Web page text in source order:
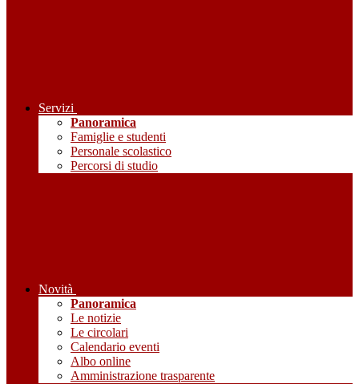
Servizi
Panoramica
Famiglie e studenti
Personale scolastico
Percorsi di studio
Novità
Panoramica
Le notizie
Le circolari
Calendario eventi
Albo online
Amministrazione trasparente